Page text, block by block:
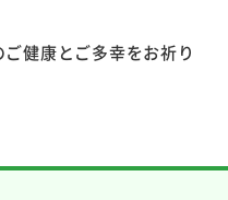
健康とご多幸をお祈り